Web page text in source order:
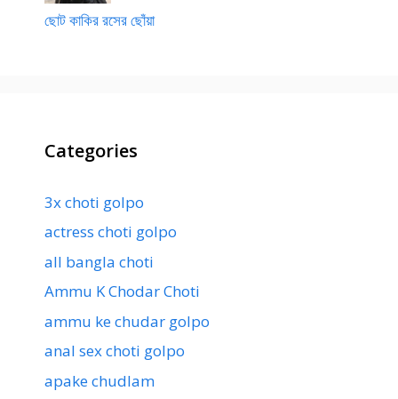
ছোট কাকির রসের ছোঁয়া
Categories
3x choti golpo
actress choti golpo
all bangla choti
Ammu K Chodar Choti
ammu ke chudar golpo
anal sex choti golpo
apake chudlam